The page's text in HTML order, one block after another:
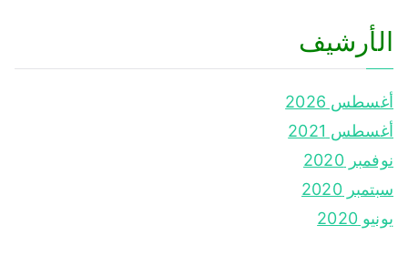
الأرشيف
أغسطس 2026
أغسطس 2021
نوفمبر 2020
سبتمبر 2020
يونيو 2020